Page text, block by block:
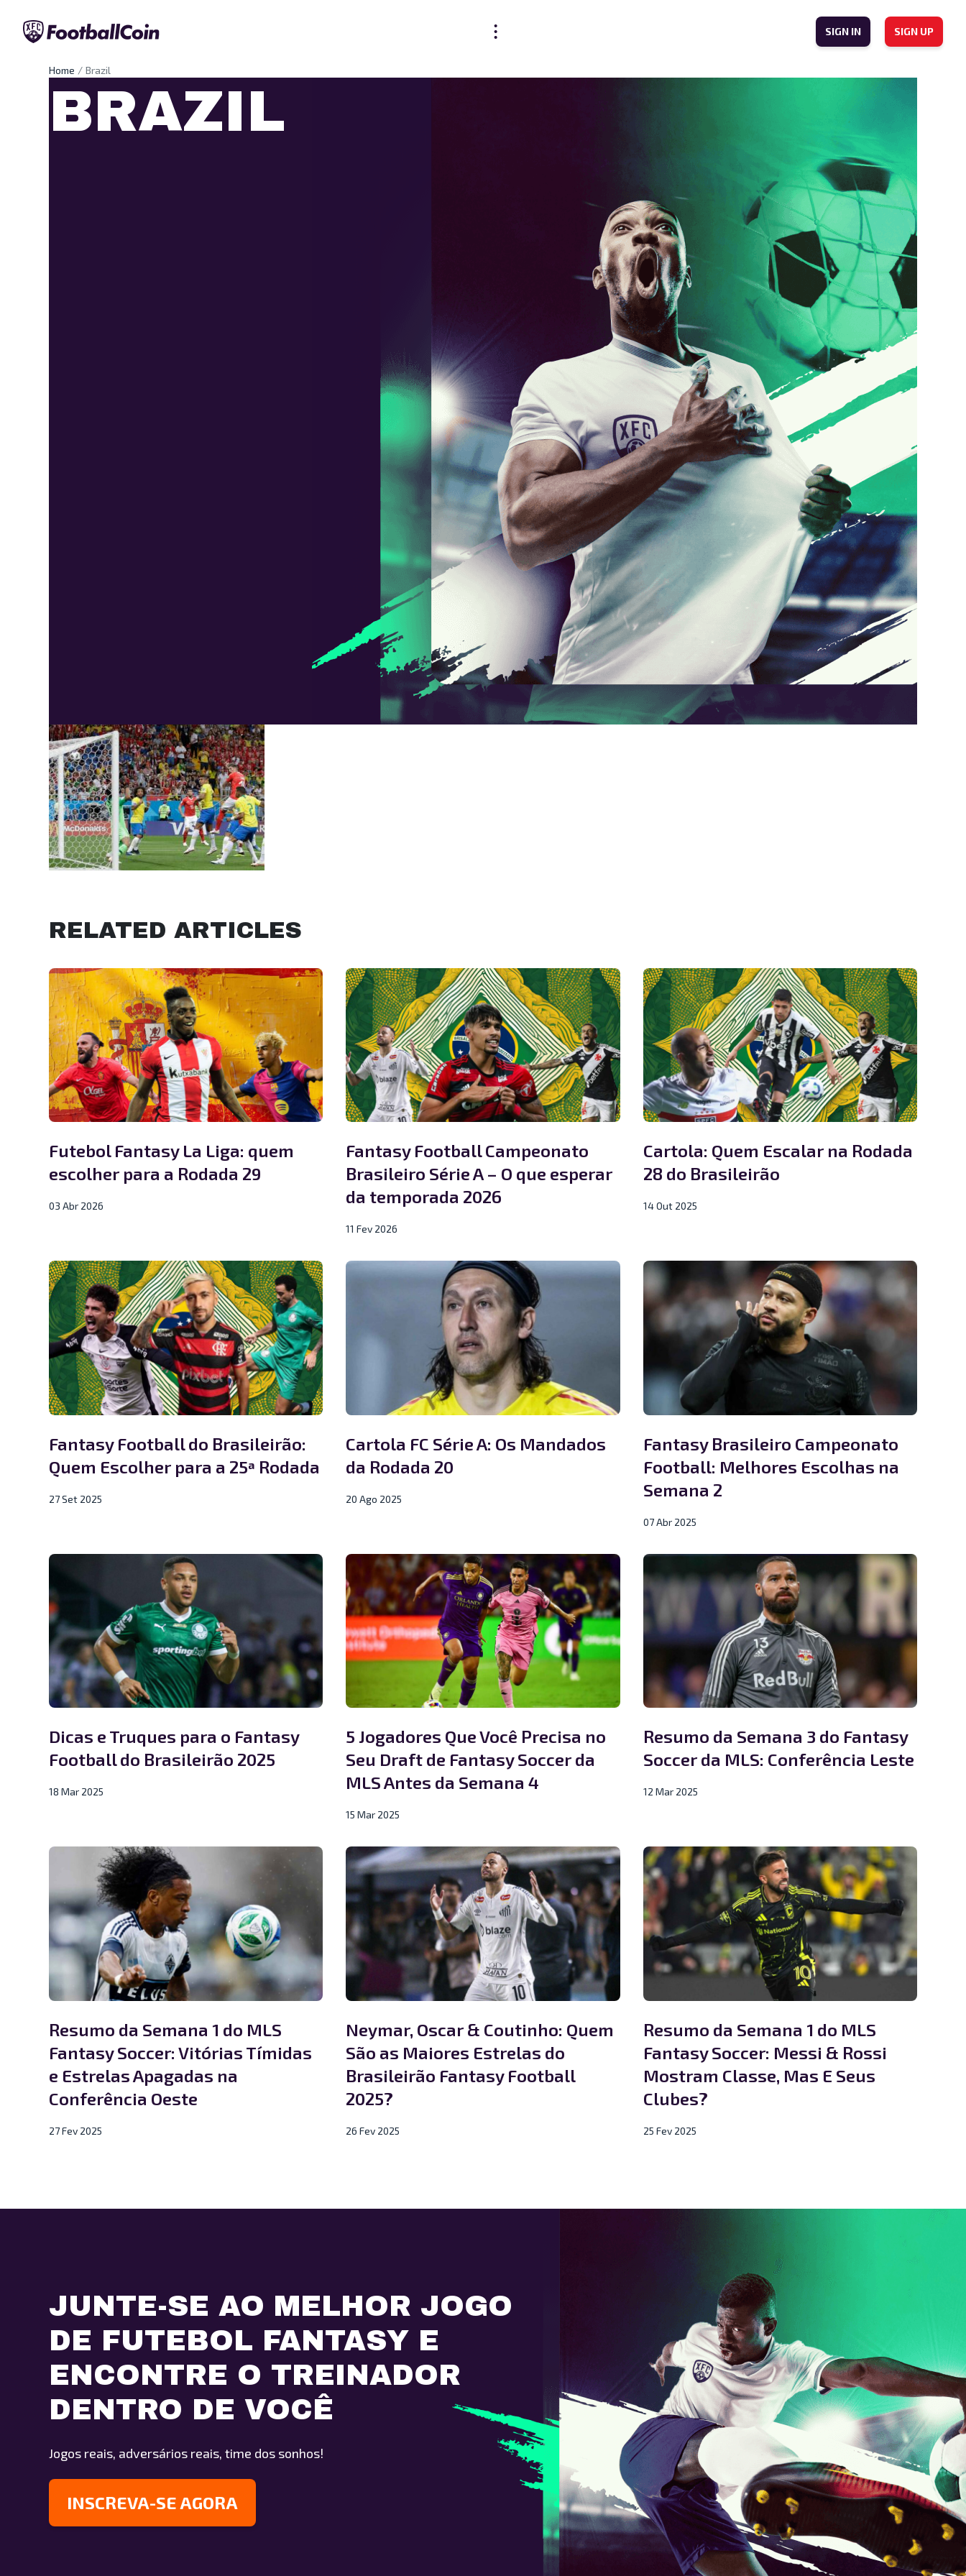
SIGN IN SIGN UP
Home Brazil
BRAZIL
RELATED ARTICLES
Futebol Fantasy La Liga: quem
escolher para a Rodada 29
03 Abr 2026
Fantasy Football Campeonato
Brasileiro Série A – O que esperar
da temporada 2026
11 Fev 2026
Cartola: Quem Escalar na Rodada
28 do Brasileirão
14 Out 2025
Fantasy Football do Brasileirão:
Quem Escolher para a 25ª Rodada
27 Set 2025
Cartola FC Série A: Os Mandados
da Rodada 20
20 Ago 2025
Fantasy Brasileiro Campeonato
Football: Melhores Escolhas na
Semana 2
07 Abr 2025
Dicas e Truques para o Fantasy
Football do Brasileirão 2025
18 Mar 2025
5 Jogadores Que Você Precisa no
Seu Draft de Fantasy Soccer da
MLS Antes da Semana 4
15 Mar 2025
Resumo da Semana 3 do Fantasy
Soccer da MLS: Conferência Leste
12 Mar 2025
Resumo da Semana 1 do MLS
Fantasy Soccer: Vitórias Tímidas
e Estrelas Apagadas na
Conferência Oeste
27 Fev 2025
Neymar, Oscar & Coutinho: Quem
São as Maiores Estrelas do
Brasileirão Fantasy Football
2025?
26 Fev 2025
Resumo da Semana 1 do MLS
Fantasy Soccer: Messi & Rossi
Mostram Classe, Mas E Seus
Clubes?
25 Fev 2025
JUNTE-SE AO MELHOR JOGO
DE FUTEBOL FANTASY E
ENCONTRE O TREINADOR
DENTRO DE VOCÊ
Jogos reais, adversários reais, time dos sonhos!
INSCREVA-SE AGORA